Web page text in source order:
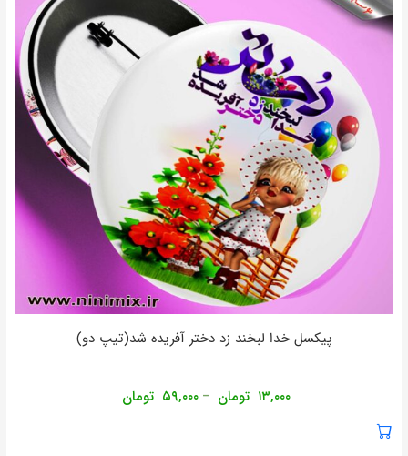
پیکسل خدا لبخند زد دختر آفریده شد(تیپ دو)
۱۳,۰۰۰ تومان – ۵۹,۰۰۰ تومان